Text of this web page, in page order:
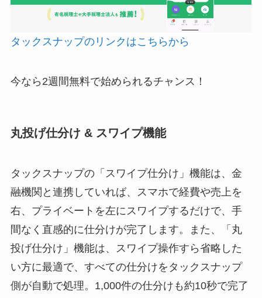
タックスナップのリンクはこちらから
今なら2週間無料で始められるチャンス！
丸投げ仕分け & スワイプ機能
タックスナップの「スワイプ仕分け」機能は、金
融機関と連携していれば、スマホで経費や売上を
右、プライベートを左にスワイプするだけで、手
間なく直感的に仕分けが完了します。また、「丸
投げ仕分け」機能は、スワイプ操作すら省略した
い方に最適で、すべての仕分けをタックスナップ
側が自動で処理。1,000件の仕分けも約10秒で完了